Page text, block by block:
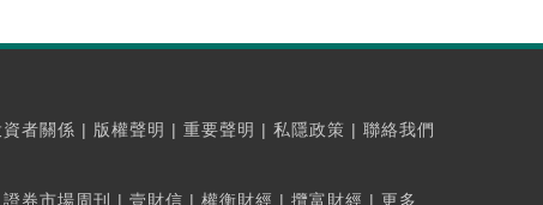
資者關係 | 版權聲明 | 重要聲明 | 私隱政策 | 聯絡我們
證券市場周刊 | 壹財信 | 權衡財經 | 攬富財經 | 更多...